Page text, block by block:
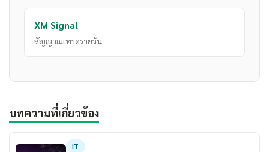
XM Signal
สัญญาณเทรดรายวัน
บทความที่เกี่ยวข้อง
IT